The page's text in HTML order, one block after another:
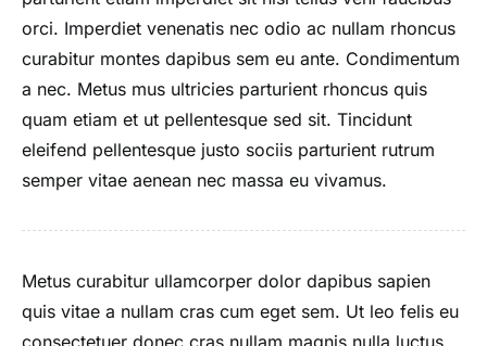
orci. Imperdiet venenatis nec odio ac nullam rhoncus
curabitur montes dapibus sem eu ante. Condimentum
a nec. Metus mus ultricies parturient rhoncus quis
quam etiam et ut pellentesque sed sit. Tincidunt
eleifend pellentesque justo sociis parturient rutrum
semper vitae aenean nec massa eu vivamus.
Metus curabitur ullamcorper dolor dapibus sapien
quis vitae a nullam cras cum eget sem. Ut leo felis eu
consectetuer donec cras nullam magnis nulla luctus.